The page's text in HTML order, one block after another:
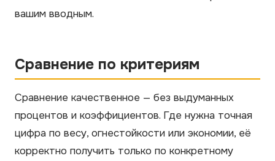
вашим вводным.
Сравнение по критериям
Сравнение качественное — без выдуманных
процентов и коэффициентов. Где нужна точная
цифра по весу, огнестойкости или экономии, её
корректно получить только по конкретному